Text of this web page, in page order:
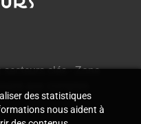
secteurs clés-Zone
des statistiques
nous aident à